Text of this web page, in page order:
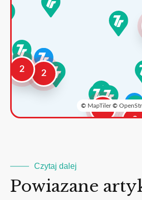
2
2
3
2
© MapTiler©
Czytaj dalej
Powiazane